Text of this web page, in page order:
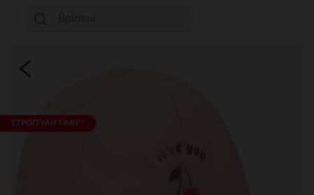
ΣΤΡΟΓΓΥΛΗ ΤΙΜΗ**